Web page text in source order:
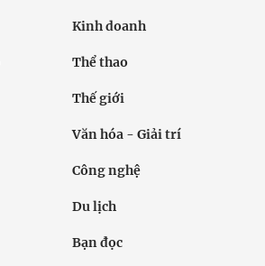
Kinh doanh
Thể thao
Thế giới
Văn hóa - Giải trí
Công nghệ
Du lịch
Bạn đọc